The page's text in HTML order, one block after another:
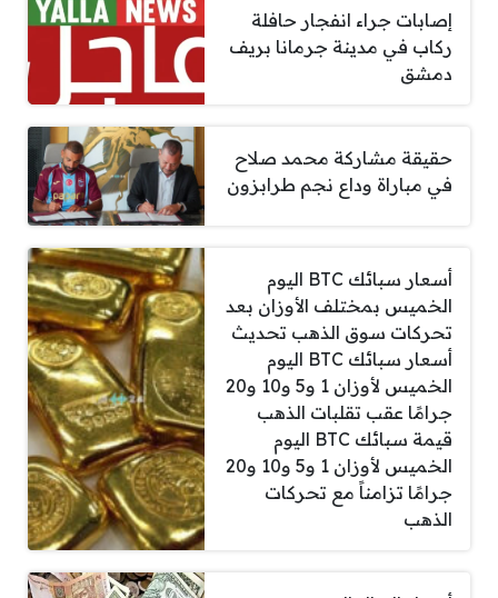
إصابات جراء انفجار حافلة
ركاب في مدينة جرمانا بريف
دمشق
حقيقة مشاركة محمد صلاح
في مباراة وداع نجم طرابزون
أسعار سبائك BTC اليوم
الخميس بمختلف الأوزان بعد
تحركات سوق الذهب تحديث
أسعار سبائك BTC اليوم
الخميس لأوزان 1 و5 و10 و20
جرامًا عقب تقلبات الذهب
قيمة سبائك BTC اليوم
الخميس لأوزان 1 و5 و10 و20
جرامًا تزامناً مع تحركات
الذهب